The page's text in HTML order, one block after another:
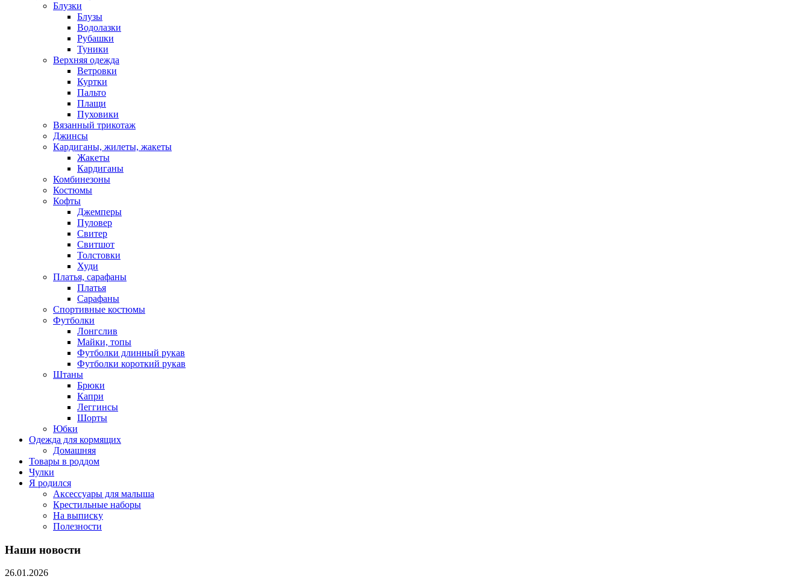
Блузки
Блузы
Водолазки
Рубашки
Туники
Верхняя одежда
Ветровки
Куртки
Пальто
Плащи
Пуховики
Вязанный трикотаж
Джинсы
Кардиганы, жилеты, жакеты
Жакеты
Кардиганы
Комбинезоны
Костюмы
Кофты
Джемперы
Пуловер
Свитер
Свитшот
Толстовки
Худи
Платья, сарафаны
Платья
Сарафаны
Спортивные костюмы
Футболки
Лонгслив
Майки, топы
Футболки длинный рукав
Футболки короткий рукав
Штаны
Брюки
Капри
Леггинсы
Шорты
Юбки
Одежда для кормящих
Домашняя
Товары в роддом
Чулки
Я родился
Аксессуары для малыша
Крестильные наборы
На выписку
Полезности
Наши новости
26.01.2026